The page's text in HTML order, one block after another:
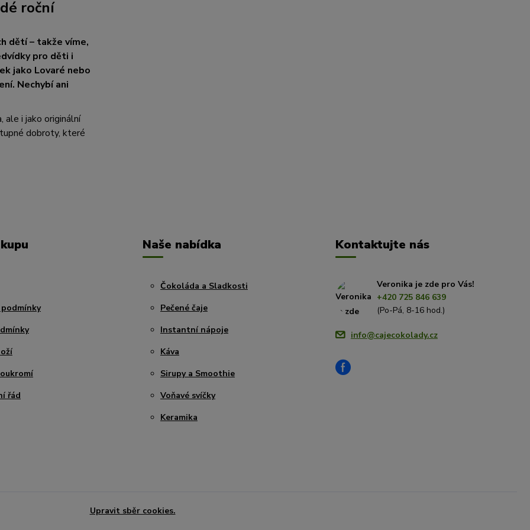
roční
dětí – takže víme,
pro děti i
jako Lovaré nebo
Nechybí ani
ale i jako originální
dobroty, které
řád
Naše nabídka
Čokoláda a Sladkosti
Pečené čaje
Instantní nápoje
Káva
Sirupy a Smoothie
Voňavé svíčky
Keramika
Kontaktujte nás
Veronika je zde pro Vás!
+420 725 846 639
(Po-Pá, 8-16 hod.)
info@cajecokolady.cz
Upravit sběr cookies.